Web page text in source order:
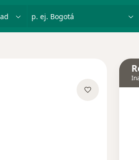
p. ej. Bogotá